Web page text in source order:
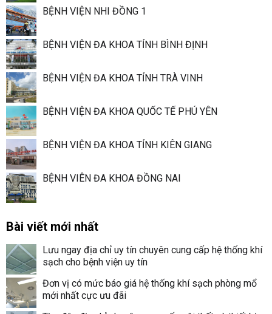
BỆNH VIỆN NHI ĐỒNG 1
BỆNH VIỆN ĐA KHOA TỈNH BÌNH ĐỊNH
BỆNH VIỆN ĐA KHOA TỈNH TRÀ VINH
BỆNH VIỆN ĐA KHOA QUỐC TẾ PHÚ YÊN
BỆNH VIỆN ĐA KHOA TỈNH KIÊN GIANG
BỆNH VIÊN ĐA KHOA ĐỒNG NAI
Bài viết mới nhất
Lưu ngay địa chỉ uy tín chuyên cung cấp hệ thống khí
sạch cho bệnh viện uy tín
Đơn vị có mức báo giá hệ thống khí sạch phòng mổ
mới nhất cực ưu đãi